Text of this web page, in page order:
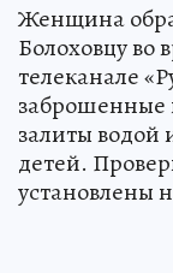
Женщина
Болоховцу во
телеканале
заброшенные
залиты
детей.
установлены